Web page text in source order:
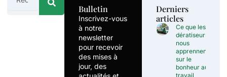
Bulletin
Inscrivez-vous
à notre
newsletter
pour recevoir
des mises à
jour, des
Derniers
articles
Ce que les
dératiseurs
nous
apprennent
sur le
bonheur au
travail